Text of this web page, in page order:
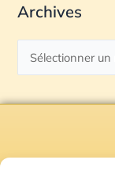
Archives